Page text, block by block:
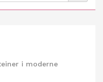
i moderne